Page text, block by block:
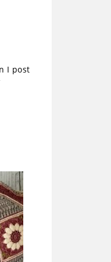
I post